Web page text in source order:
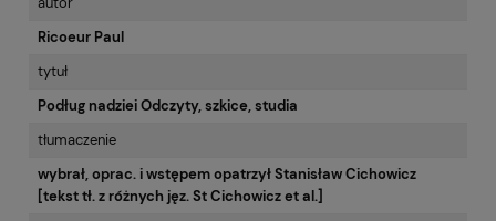
Ricoeur Paul
tytuł
Podług nadziei Odczyty, szkice, studia
tłumaczenie
wybrał, oprac. i wstępem opatrzył Stanisław Cichowicz
[tekst tł. z różnych jęz. St Cichowicz et al.]